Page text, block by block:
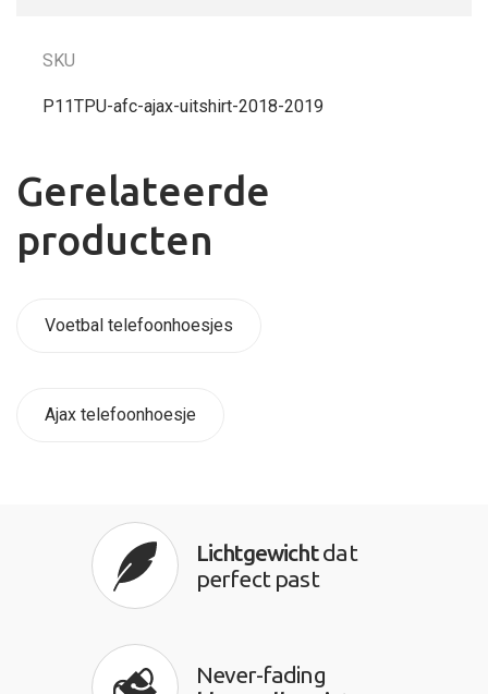
SKU
P11TPU-afc-ajax-uitshirt-2018-2019
Gerelateerde
producten
Voetbal telefoonhoesjes
Ajax telefoonhoesje
Lichtgewichtdat
perfect past
Never-fading